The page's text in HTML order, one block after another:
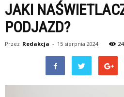
JAKI
PODJAZD?
Przez Redakcja - 15 sierpnia 2024